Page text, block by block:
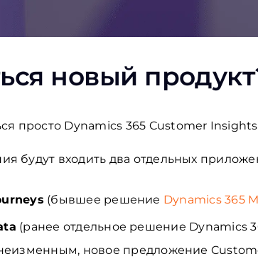
новый
просто Dynamics 365 Customer
будут входить два отдельных
(бывшее решение Dynamics 365
(ранее отдельное решение Dynamics
неизменным, новое предложение